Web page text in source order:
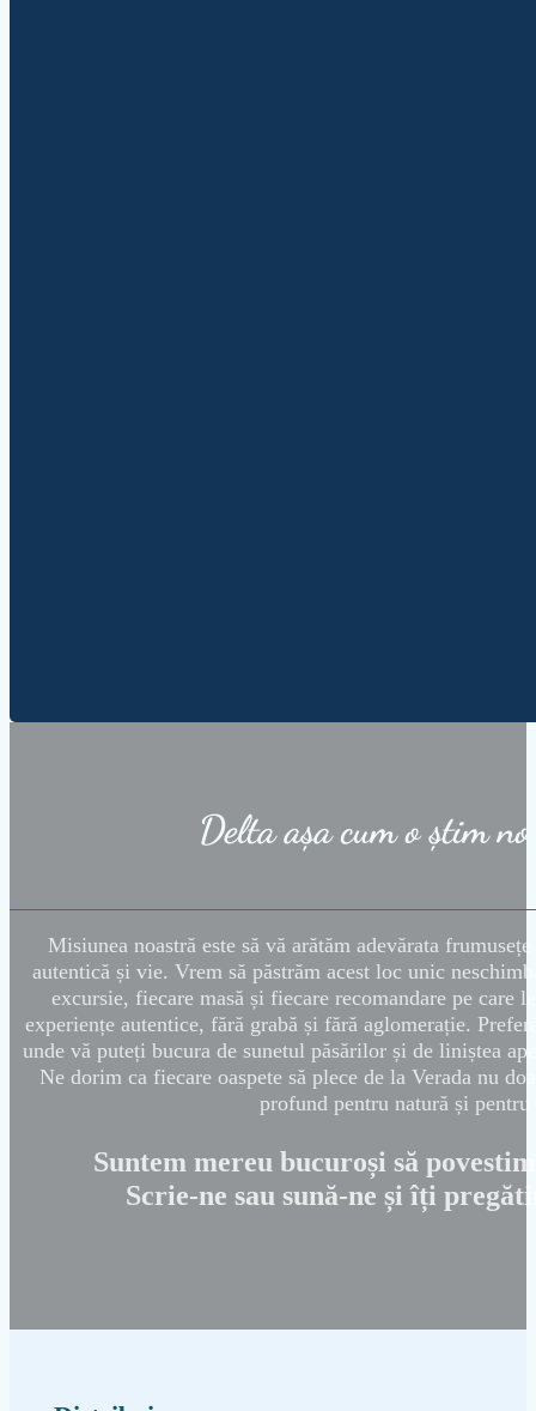
Delta așa cum o știm
Misiunea noastră este să vă arătăm adevărata
autentică și vie. Vrem să păstrăm acest loc unic
excursie, fiecare masă și fiecare recomandare pe care
experiențe autentice, fără grabă și fără aglomerație.
unde vă puteți bucura de sunetul păsărilor și de liniștea
Ne dorim ca fiecare oaspete să plece de la Verada nu
profund pentru natură și
Suntem mereu bucuroși să
Scrie-ne sau sună-ne și îți